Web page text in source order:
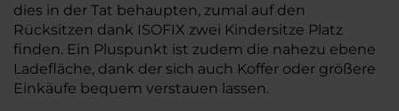
dies in der Tat behaupten, zumal auf den
Rücksitzen dank ISOFIX zwei Kindersitze Platz
finden. Ein Pluspunkt ist zudem die nahezu ebene
Ladefläche, dank der sich auch Koffer oder größere
Einkäufe bequem verstauen lassen.